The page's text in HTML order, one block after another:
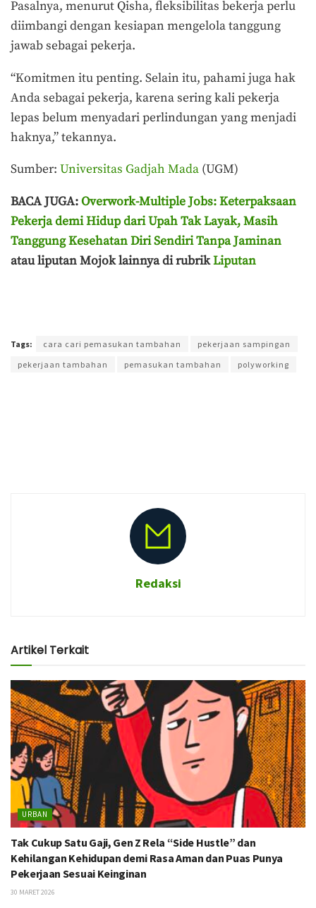
Pasalnya, menurut Qisha, fleksibilitas bekerja perlu
diimbangi dengan kesiapan mengelola tanggung
jawab sebagai pekerja.
“Komitmen itu penting. Selain itu, pahami juga hak
Anda sebagai pekerja, karena sering kali pekerja
lepas belum menyadari perlindungan yang menjadi
haknya,” tekannya.
Sumber: Universitas Gadjah Mada (UGM)
BACA JUGA:Overwork-Multiple Jobs: Keterpaksaan
Pekerja demi Hidup dari Upah Tak Layak, Masih
Tanggung Kesehatan Diri Sendiri Tanpa Jaminan
atau liputan Mojok lainnya di rubrikLiputan
Tags: cara cari pemasukan tambahan
pekerjaan sampingan
pekerjaan tambahan
pemasukan tambahan polyworking
Redaksi
Artikel Terkait
URBAN
Tak Cukup Satu Gaji, Gen Z Rela “Side Hustle” dan
Kehilangan Kehidupan demi Rasa Aman dan Puas Punya
Pekerjaan Sesuai Keinginan
30 MARET 2026